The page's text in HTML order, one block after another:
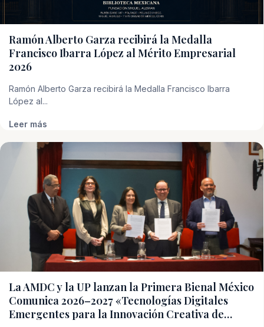
Ramón Alberto Garza recibirá la Medalla
Francisco Ibarra López al Mérito Empresarial
2026
Ramón Alberto Garza recibirá la Medalla Francisco Ibarra
López al...
Leer más
La AMDC y la UP lanzan la Primera Bienal México
Comunica 2026–2027 «Tecnologías Digitales
Emergentes para la Innovación Creativa de…